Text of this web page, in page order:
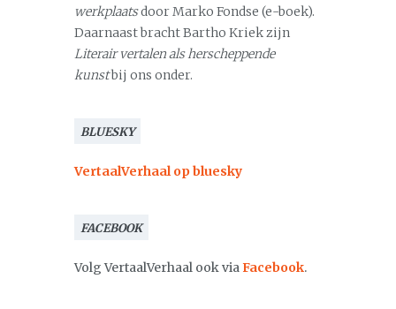
werkplaatsdoor Marko Fondse (e-boek).
Daarnaast bracht Bartho Kriek zijn
Literair vertalen als herscheppende
kunstbij ons onder.
BLUESKY
VertaalVerhaal op bluesky
FACEBOOK
Volg VertaalVerhaal ook viaFacebook.